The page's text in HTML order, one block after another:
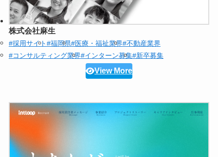
株式会社麻生
#採用サイト#福岡県#医療・福祉業界#不動産業界
#コンサルティング業界#インターン募集#新卒募集
View More